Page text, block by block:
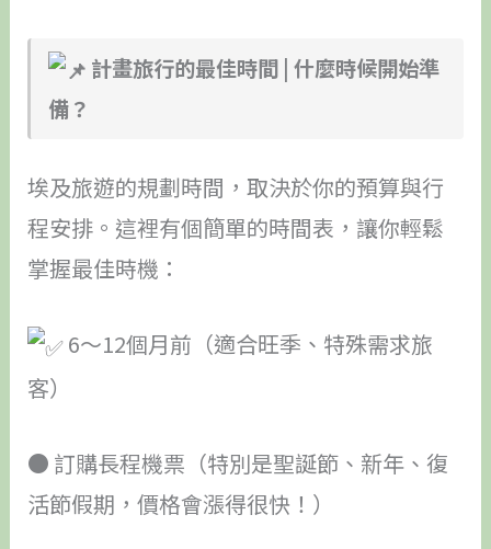
計畫旅行的最佳時間 | 什麼時候開始準
備？
埃及旅遊的規劃時間，取決於你的預算與行
程安排。這裡有個簡單的時間表，讓你輕鬆
掌握最佳時機：
6～12個月前（適合旺季、特殊需求旅
客）
● 訂購長程機票（特別是聖誕節、新年、復
活節假期，價格會漲得很快！）